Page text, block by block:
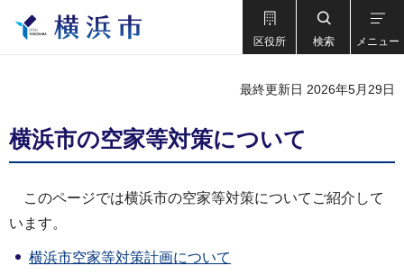
区役所 検索 メニュー
最終更新日 2026年5月29日
横浜市の空家等対策について
このページでは横浜市の空家等対策についてご紹介して
います。
横浜市空家等対策計画について